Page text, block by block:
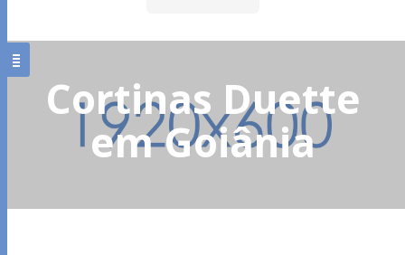
Cortinas Duette
em Goiânia